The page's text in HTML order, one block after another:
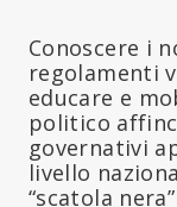
Conoscere i
regolamenti
educare e
politico
governativi
livello
“scatola